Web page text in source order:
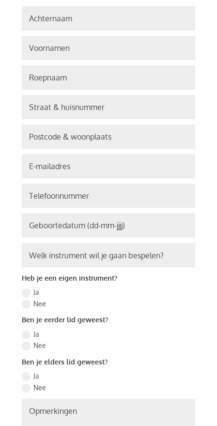
Heb je een eigen instrument?
Ja
Nee
Ben je eerder lid geweest?
Ja
Nee
Ben je elders lid geweest?
Ja
Nee